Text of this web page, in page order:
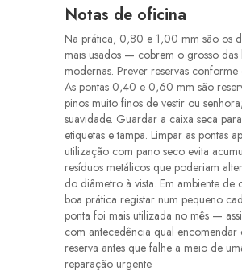
Notas de oficina
Na prática, 0,80 e 1,00 mm são os
mais usados — cobrem o grosso das
modernas. Prever reservas conforme
As pontas 0,40 e 0,60 mm são
pinos muito finos de vestir ou
suavidade. Guardar a caixa seca
etiquetas e tampa. Limpar as pontas
utilização com pano seco evita
resíduos metálicos que poderiam
do diâmetro à vista. Em ambiente de
boa prática registar num pequeno
ponta foi mais utilizada no mês —
com antecedência qual encomendar
reserva antes que falhe a meio de
reparação urgente.